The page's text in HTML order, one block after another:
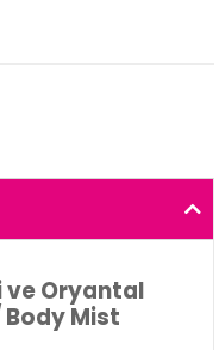
ve Oryantal
Body Mist